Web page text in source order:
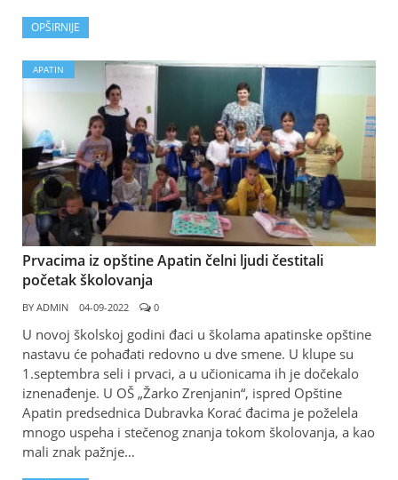
OPŠIRNIJE
APATIN
Prvacima iz opštine Apatin čelni ljudi čestitali
početak školovanja
BY ADMIN 04-09-2022 0
U novoj školskoj godini đaci u školama apatinske opštine
nastavu će pohađati redovno u dve smene. U klupe su
1.septembra seli i prvaci, a u učionicama ih je dočekalo
iznenađenje. U OŠ „Žarko Zrenjanin“, ispred Opštine
Apatin predsednica Dubravka Korać đacima je poželela
mnogo uspeha i stečenog znanja tokom školovanja, a kao
mali znak pažnje…